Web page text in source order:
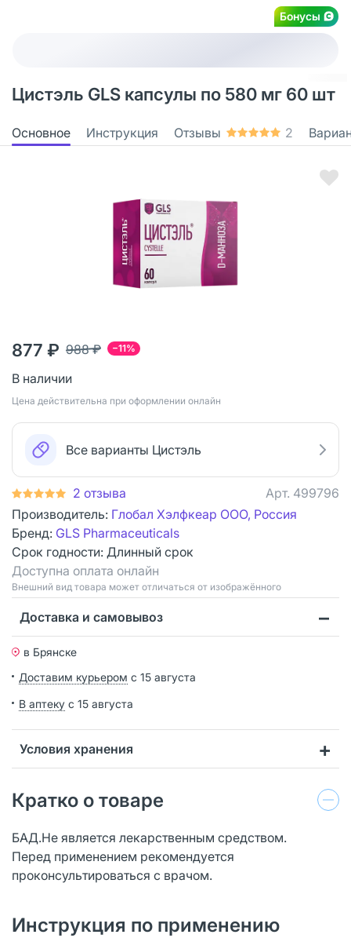
Бонусы
Цистэль GLS капсулы по 580 мг 60 шт
Основное Инструкция Отзывы 2
−11%
988 ₽
877 ₽
В наличии
Цена действительна при оформлении онлайн
Все варианты Цистэль
2 отзыва Арт. 499796
Производитель: Глобал Хэлфкеар ООО, Россия
Бренд: GLS Pharmaceuticals
Срок годности: Длинный срок
Доступна оплата онлайн
Bнешний вид товара может отличаться от изображённого
Доставка и самовывоз
в Брянске
Доставим курьером с 15 августа
В аптеку с 15 августа
Условия хранения
Кратко о товаре
БАД.Не является лекарственным средством.
Перед применением рекомендуется
проконсультироваться с врачом.
Инструкция по применению